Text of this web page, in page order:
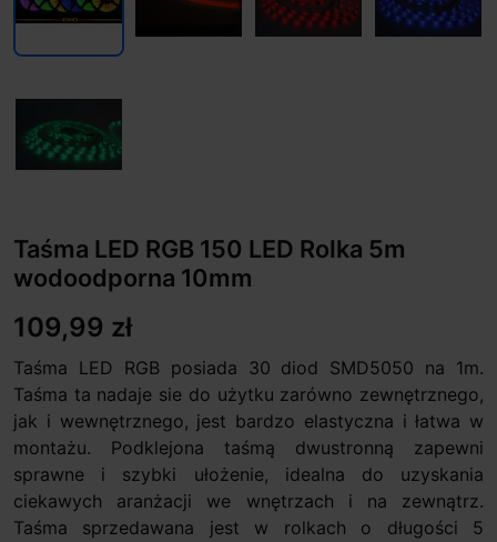
Taśma LED RGB 150 LED Rolka 5m
wodoodporna 10mm
109,99 zł
Taśma LED RGB posiada 30 diod SMD5050 na 1m.
Taśma ta nadaje sie do użytku zarówno zewnętrznego,
jak i wewnętrznego, jest bardzo elastyczna i łatwa w
montażu. Podklejona taśmą dwustronną zapewni
sprawne i szybki ułożenie, idealna do uzyskania
ciekawych aranżacji we wnętrzach i na zewnątrz.
Taśma sprzedawana jest w rolkach o długości 5